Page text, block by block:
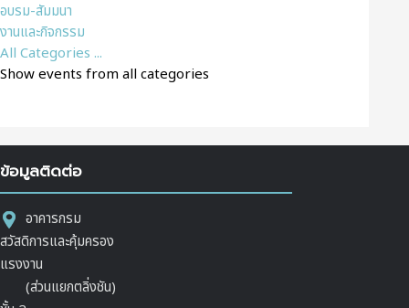
อบรม-สัมมนา
งานและกิจกรรม
All Categories ...
Show events from all categories
ข้อมูลติดต่อ
อาคารกรม
สวัสดิการและคุ้มครอง
แรงงาน
(ส่วนแยกตลิ่งชัน)